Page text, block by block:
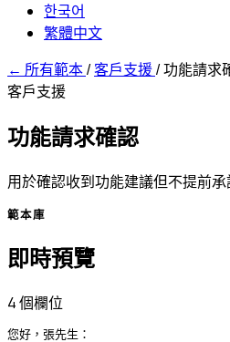
한국어
繁體中文
← 所有範本/客戶支援/功能請求
客戶支援
功能請求確認
用於確認收到功能建議但不提前
範本庫
即時預覽
4 個欄位
您好，張先生：